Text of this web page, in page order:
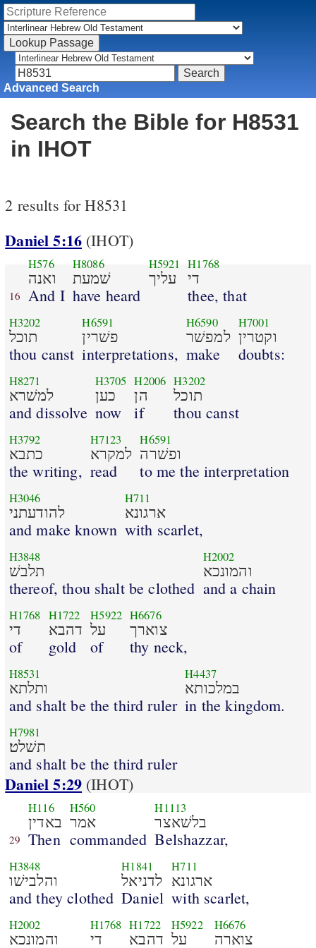
Advanced Search
Search the Bible for H8531
in IHOT
2 results for H8531
Daniel 5:16 (IHOT)
16
H576
ואנה
And I
H8086
שׁמעת
have heard
H5921
עליך
H1768
די
thee, that
H3202
תוכל
thou canst
H6591
פשׁרין
interpretations,
H6590
למפשׁר
make
H7001
וקטרין
doubts:
H8271
למשׁרא
and dissolve
H3705
כען
now
H2006
הן
if
H3202
תוכל
thou canst
H3792
כתבא
the writing,
H7123
למקרא
read
H6591
ופשׁרה
to me the interpretation
H3046
להודעתני
and make known
H711
ארגונא
with scarlet,
H3848
תלבשׁ
thereof, thou shalt be clothed
H2002
והמונכא
and a chain
H1768
די
of
H1722
דהבא
gold
H5922
על
of
H6676
צוארך
thy neck,
H8531
ותלתא
and shalt be the third ruler
H4437
במלכותא
in the kingdom.
H7981
תשׁלט׃
and shalt be the third ruler
Daniel 5:29 (IHOT)
29
H116
באדין
Then
H560
אמר
commanded
H1113
בלשׁאצר
Belshazzar,
H3848
והלבישׁו
and they clothed
H1841
לדניאל
Daniel
H711
ארגונא
with scarlet,
H2002
והמונכא
H1768
די
H1722
דהבא
H5922
על
H6676
צוארה